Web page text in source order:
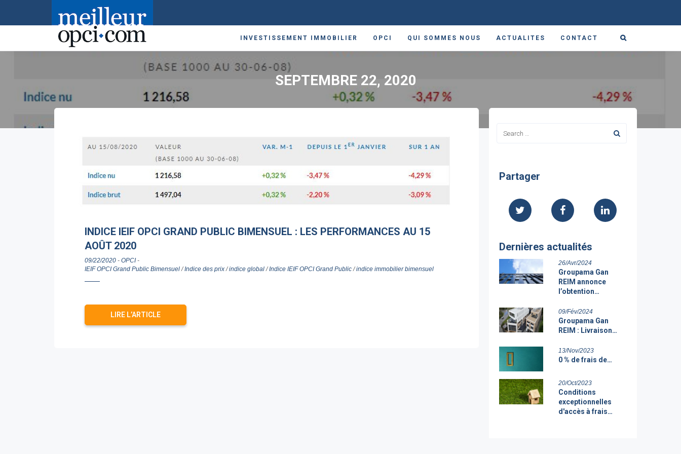
INVESTISSEMENT IMMOBILIER OPCI QUI SOMMES NOUS ACTUALITES CONTACT
Accueil>2020>septembre
SEPTEMBRE 22, 2020
INDICE IEIF OPCI GRAND PUBLIC BIMENSUEL : LES PERFORMANCES AU 15
AOÛT 2020
09/22/2020 - OPCI-
IEIF OPCI Grand Public Bimensuel/Indice des prix/indice global/Indice IEIF OPCI Grand Public/indice immobilier bimensuel
LIRE L’ARTICLE
Partager
Dernières actualités
26/Avr/2024
Groupama Gan
REIM annonce
l’obtention…
09/Fév/2024
Groupama Gan
REIM : Livraison…
13/Nov/2023
0 % de frais de…
20/Oct/2023
Conditions
exceptionnelles
d'accès à frais…